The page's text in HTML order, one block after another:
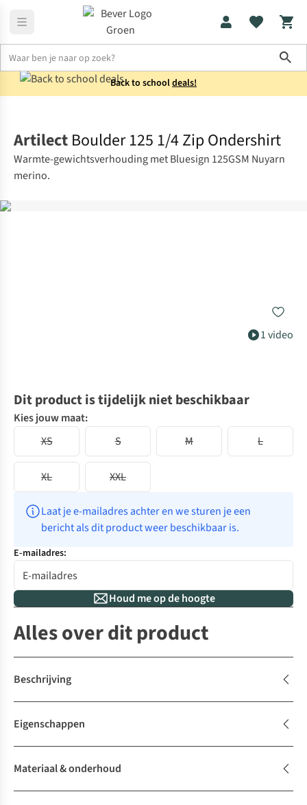
Back to schooldeals!
1 video
Artilect Boulder 125 1/4 Zip Ondershirt
Warmte-gewichtsverhouding met Bluesign 125GSM Nuyarn
merino.
Dit product is tijdelijk niet beschikbaar
Kies jouw maat:
XS
S M L
XL XXL
Laat je e-mailadres achter en we sturen je een
bericht als dit product weer beschikbaar is.
E-mailadres:
Houd me op de hoogte
Alles over dit product
Beschrijving
Eigenschappen
Materiaal & onderhoud